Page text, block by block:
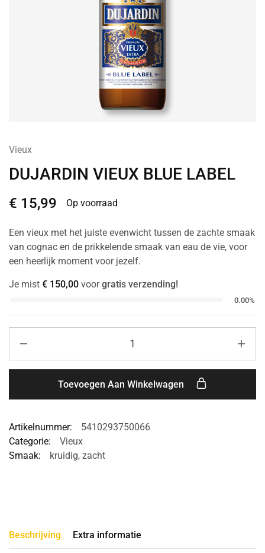
Vieux
DUJARDIN VIEUX BLUE LABEL
€ 15,99 Op voorraad
Een vieux met het juiste evenwicht tussen de zachte smaak
van cognac en de prikkelende smaak van eau de vie, voor
een heerlijk moment voor jezelf.
Je mist € 150,00 voorgratis verzending!
0.00%
Toevoegen Aan Winkelwagen
Artikelnummer:
5410293750066
Categorie:
Vieux
Smaak:
kruidig, zacht
Beschrijving Extra informatie